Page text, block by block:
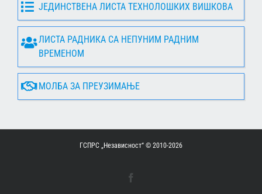
ЈЕДИНСТВЕНА ЛИСТА ТЕХНОЛОШКИХ ВИШКОВА
ЛИСТА РАДНИКА СА НЕПУНИМ РАДНИМ
ВРЕМЕНОМ
МОЛБА ЗА ПРЕУЗИМАЊЕ
ГСПРС „Независност“ © 2010-2026